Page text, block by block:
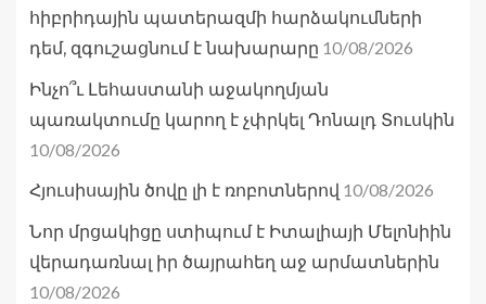
հիբրիդային պատերազմի հարձակումների
դեմ, զգուշացնում է նախարարը 10/08/2026
Ինչո՞ւ Լեհաստանի աջակողմյան
պառակտումը կարող է չփրկել Դոնալդ Տուսկին
10/08/2026
Հյուսիսային ծովը լի է ռոբոտներով 10/08/2026
Նոր մրցակիցը ստիպում է Իտալիայի Մելոնիին
վերադառնալ իր ծայրահեղ աջ արմատներին
10/08/2026